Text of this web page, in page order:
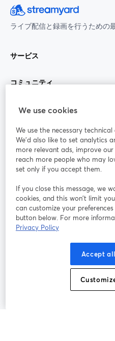
ライブ配信と録画を行うための
サービス
コミュニティ
StreamYard：
参加する
ライ
ンセ
ミナ
ー
Facebook
Instagram
新しいタブで開く
新しいタブで開く
プ
個人情報保護方針
We use cookies
We use the necessary
We'd also like to set analytics
more relevant ads, improve
reach more people who may
set only if you accept them.
If you close this message, we
cookies, and this won’t limit
can customize your
button below. For more
Privacy Policy
Accept